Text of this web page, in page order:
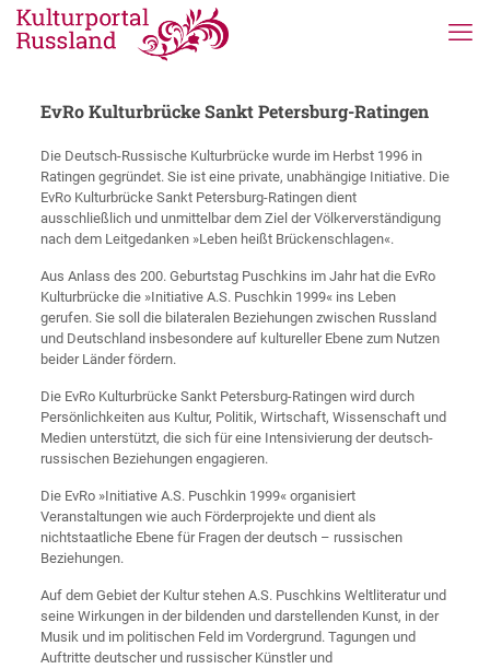
EvRo Kulturbrücke Sankt Petersburg-Ratingen
Die Deutsch-Russische Kulturbrücke wurde im Herbst 1996 in
Ratingen gegründet. Sie ist eine private, unabhängige Initiative. Die
EvRo Kulturbrücke Sankt Petersburg-Ratingen dient
ausschließlich und unmittelbar dem Ziel der Völkerverständigung
nach dem Leitgedanken »Leben heißt Brückenschlagen«.
Aus Anlass des 200. Geburtstag Puschkins im Jahr hat die EvRo
Kulturbrücke die »Initiative A.S. Puschkin 1999« ins Leben
gerufen. Sie soll die bilateralen Beziehungen zwischen Russland
und Deutschland insbesondere auf kultureller Ebene zum Nutzen
beider Länder fördern.
Die EvRo Kulturbrücke Sankt Petersburg-Ratingen wird durch
Persönlichkeiten aus Kultur, Politik, Wirtschaft, Wissenschaft und
Medien unterstützt, die sich für eine Intensivierung der deutsch-
russischen Beziehungen engagieren.
Die EvRo »Initiative A.S. Puschkin 1999« organisiert
Veranstaltungen wie auch Förderprojekte und dient als
nichtstaatliche Ebene für Fragen der deutsch – russischen
Beziehungen.
Auf dem Gebiet der Kultur stehen A.S. Puschkins Weltliteratur und
seine Wirkungen in der bildenden und darstellenden Kunst, in der
Musik und im politischen Feld im Vordergrund. Tagungen und
Auftritte deutscher und russischer Künstler und